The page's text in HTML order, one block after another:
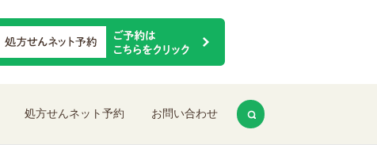
処方せんネット予約 お問い合わせ search